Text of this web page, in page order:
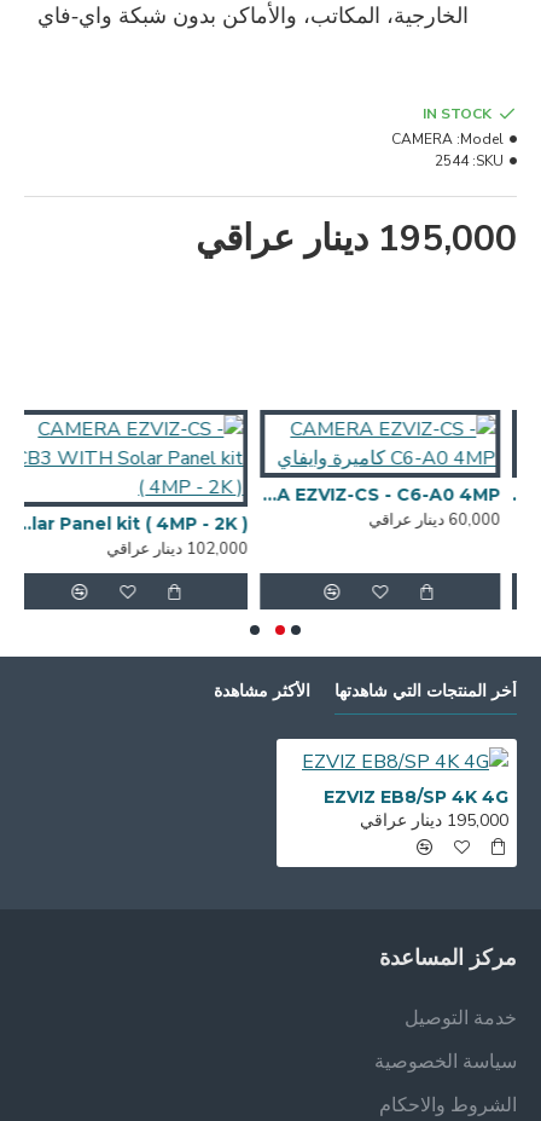
الخارجية، المكاتب، والأماكن بدون شبكة واي‑فاي
195,000 دينار عراقي
IN STOCK
Model:
CAMERA
SKU:
2544
CAMERA EZVIZ-CS - C6-A0 4MP كاميرة وايفاي
60,000 دينار عراقي
CAMERA EZVIZ-CS - CB3 WITH Solar Panel kit ( 4MP - 2K )
102,000 دينار عراقي
أخر المنتجات التي شاهدتها الأكثر مشاهدة
EZVIZ EB8/SP 4K 4G
195,000 دينار عراقي
مركز المساعدة
خدمة التوصيل
سياسة الخصوصية
الشروط والاحكام